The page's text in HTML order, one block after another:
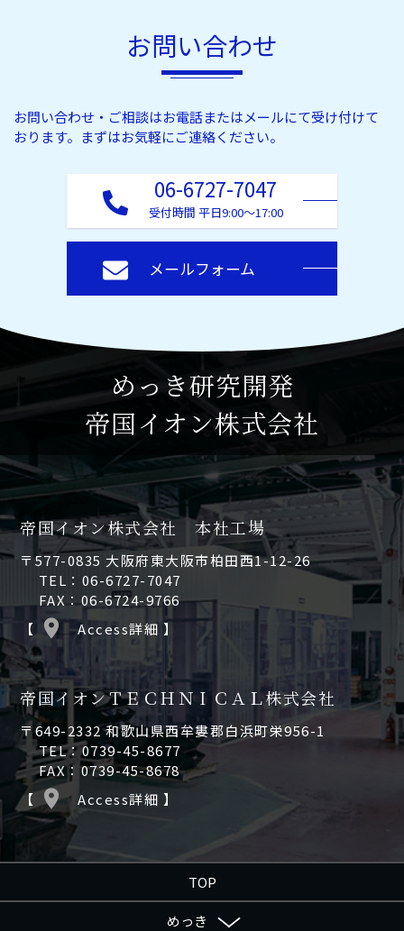
お問い合わせ
お問い合わせ・ご相談はお電話またはメールにて受け付けて
おります。 まずはお気軽にご連絡ください。
06-6727-7047
受付時間 平日9:00～17:00
メールフォーム
めっき研究開発
帝国イオン株式会社
帝国イオン株式会社 本社工場
〒577-0835 大阪府東大阪市柏田西1-12-26
TEL：06-6727-7047
FAX：06-6724-9766
【
Access詳細 】
帝国イオンＴＥＣＨＮＩＣＡＬ株式会社
〒649-2332 和歌山県西牟婁郡白浜町栄956-1
TEL：0739-45-8677
FAX：0739-45-8678
【
Access詳細 】
TOP
めっき